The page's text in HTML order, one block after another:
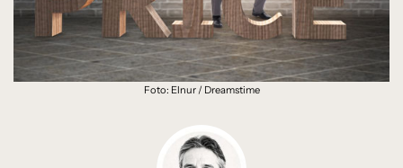
Foto: Elnur / Dreamstime